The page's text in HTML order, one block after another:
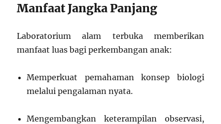
Manfaat Jangka Panjang
Laboratorium alam terbuka memberikan
manfaat luas bagi perkembangan anak:
Memperkuat pemahaman konsep biologi
melalui pengalaman nyata.
Mengembangkan keterampilan observasi,